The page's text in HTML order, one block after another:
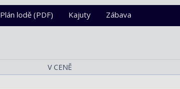
Plán lodě (PDF) Kajuty Zábava
V CENĚ